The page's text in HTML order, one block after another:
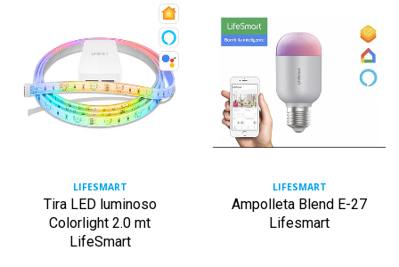
LIFESMART
Tira LED luminoso
Colorlight 2.0 mt
LifeSmart
LIFESMART
Ampolleta Blend E-27
Lifesmart